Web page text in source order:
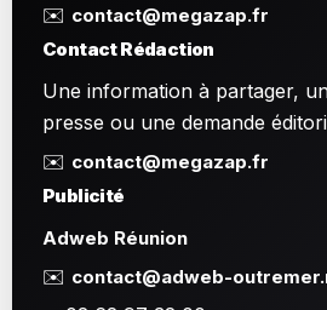
✉️ contact@megazap.fr
Contact Rédaction
Une information à partager,
presse ou une demande
✉️ contact@megazap.fr
Publicité
Adweb Réunion
✉️ contact@adweb-